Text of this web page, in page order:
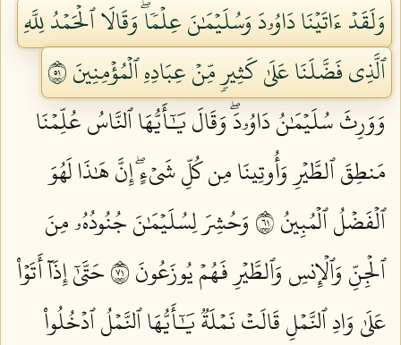
وَلَقَدۡ ءَاتَيۡنَا دَاوُۥدَ وَسُلَيۡمَٰنَ عِلۡمٗاۖ وَقَالَا ٱلۡحَمۡدُ لِلَّهِ
ٱلَّذِي فَضَّلَنَا عَلَىٰ كَثِيرٖ مِّنۡ عِبَادِهِ ٱلۡمُؤۡمِنِينَ ١٥
وَوَرِثَ سُلَيۡمَٰنُ دَاوُۥدَۖ وَقَالَ يَٰٓأَيُّهَا ٱلنَّاسُ عُلِّمۡنَا
مَنطِقَ ٱلطَّيۡرِ وَأُوتِينَا مِن كُلِّ شَيۡءٍۖ إِنَّ هَٰذَا لَهُوَ
ٱلۡفَضۡلُ ٱلۡمُبِينُ ١٦
وَحُشِرَ لِسُلَيۡمَٰنَ جُنُودُهُۥ مِنَ
ٱلۡجِنِّ وَٱلۡإِنسِ وَٱلطَّيۡرِ فَهُمۡ يُوزَعُونَ ١٧
حَتَّىٰٓ إِذَآ أَتَوۡاْ
عَلَىٰ وَادِ ٱلنَّمۡلِ قَالَتۡ نَمۡلَةٞ يَٰٓأَيُّهَا ٱلنَّمۡلُ ٱدۡخُلُواْ